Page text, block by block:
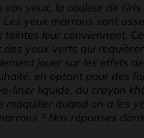
vos yeux, la couleur de
yeux marrons sont
leur conviennent.
des yeux verts qui
jouer sur les effets
en optant pour des
liner liquide, du crayon
maquiller quand on a les
? Nos réponses